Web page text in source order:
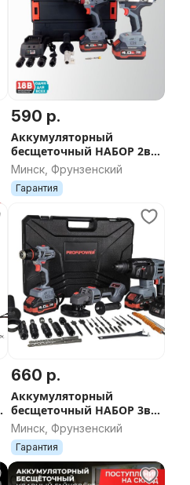
590 р.
Аккумуляторный
бесщеточный НАБОР 2в1
Гайковерт 900Нм +
Шуруповерт 90Нм
Минск, Фрунзенский
Гарантия
660 р.
Аккумуляторный
бесщеточный НАБОР 3в1
PROFIPOWER ProfiSet-3E18
(Li-ion-2шт, 4Ач, З/У)
Минск, Фрунзенский
Гарантия